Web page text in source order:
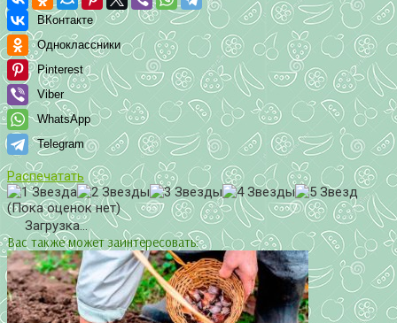
ВКонтакте
Одноклассники
Pinterest
Viber
WhatsApp
Telegram
Распечатать
(Пока оценок нет)
Загрузка...
Вас также может заинтересовать: